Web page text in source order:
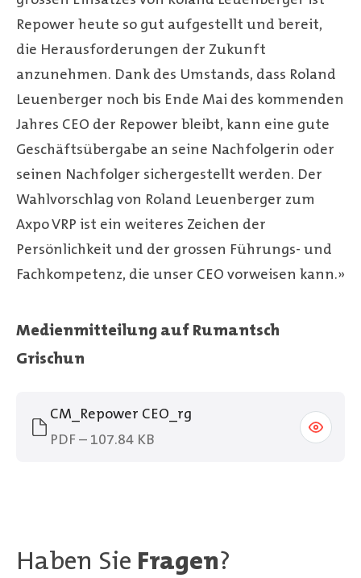
Repower heute so gut aufgestellt und bereit,
die Herausforderungen der Zukunft
anzunehmen. Dank des Umstands, dass Roland
Leuenberger noch bis Ende Mai des kommenden
Jahres CEO der Repower bleibt, kann eine gute
Geschäftsübergabe an seine Nachfolgerin oder
seinen Nachfolger sichergestellt werden. Der
Wahlvorschlag von Roland Leuenberger zum
Axpo VRP ist ein weiteres Zeichen der
Persönlichkeit und der grossen Führungs- und
Fachkompetenz, die unser CEO vorweisen kann.»
Medienmitteilung auf Rumantsch
Grischun
CM_Repower CEO_rg
PDF – 107.84 KB
Haben Sie Fragen?